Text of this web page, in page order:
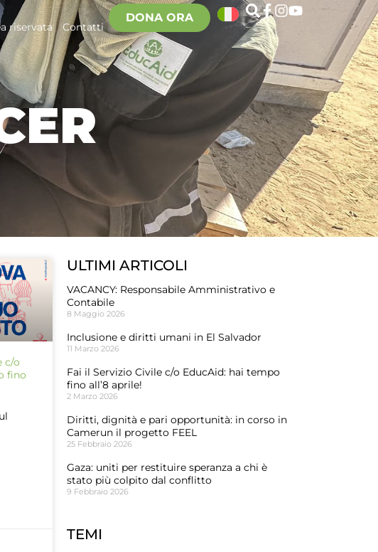
riservata Contatti
DONA ORA
c/o
fino
ULTIMI ARTICOLI
VACANCY: Responsabile Amministrativo e
Contabile
8 Maggio 2026
Inclusione e diritti umani in El Salvador
11 Marzo 2026
Fai il Servizio Civile c/o EducAid: hai tempo
fino all’8 aprile!
2 Marzo 2026
Diritti, dignità e pari opportunità: in corso in
Camerun il progetto FEEL
25 Febbraio 2026
Gaza: uniti per restituire speranza a chi è
stato più colpito dal conflitto
9 Febbraio 2026
TEMI